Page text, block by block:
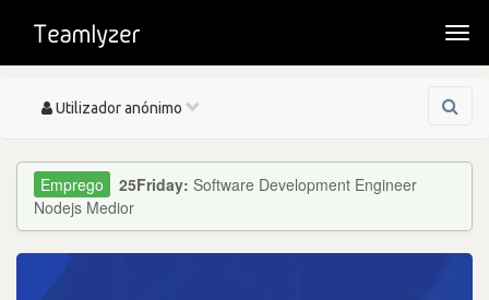
Toggle
Utilizador anónimo
25Friday: Software Development Engineer
Nodejs Medior